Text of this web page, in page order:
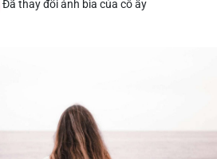
Đã thay đổi ảnh bìa của cô ấy